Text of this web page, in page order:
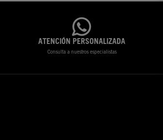
ATENCIÓN PERSONALIZADA
Consulta a nuestros especialistas